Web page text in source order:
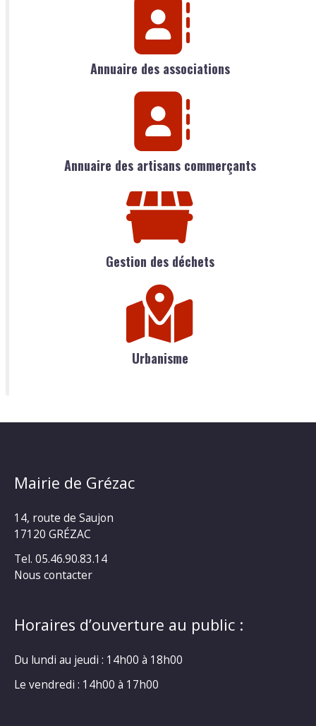
Annuaire des associations
Annuaire des artisans commerçants
Gestion des déchets
Urbanisme
Mairie de Grézac
14, route de Saujon
17120 GRÉZAC
Tel. 05.46.90.83.14
Nous contacter
Horaires d’ouverture au public :
Du lundi au jeudi : 14h00 à 18h00
Le vendredi : 14h00 à 17h00